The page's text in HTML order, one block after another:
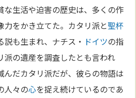
な生活や迫害の歴史は、多くの作
力をかき立てた。カタリ派と聖杯
も生まれ、ナチス・ ドイツの指
派の遺産を調査したとも言われ
んだカタリ派だが、彼らの物語は
人々の心を捉え続けているのであ